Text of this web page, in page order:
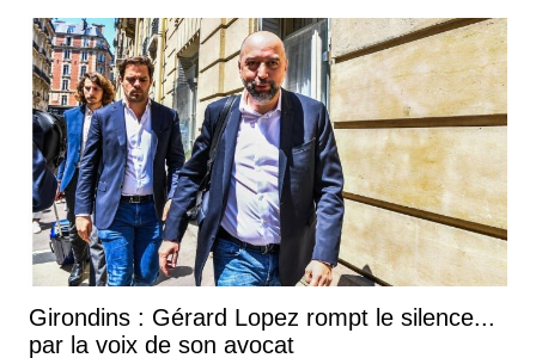
Girondins : Gérard Lopez rompt le silence...
par la voix de son avocat